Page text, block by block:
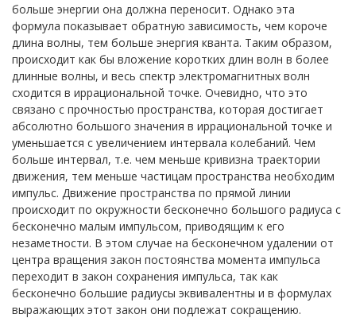
больше энергии она должна переносит. Однако эта
формула показывает обратную зависимость, чем короче
длина волны, тем больше энергия кванта. Таким образом,
происходит как бы вложение коротких длин волн в более
длинные волны, и весь спектр электромагнитных волн
сходится в иррациональной точке. Очевидно, что это
связано с прочностью пространства, которая достигает
абсолютно большого значения в иррациональной точке и
уменьшается с увеличением интервала колебаний. Чем
больше интервал, т.е. чем меньше кривизна траектории
движения, тем меньше частицам пространства необходим
импульс. Движение пространства по прямой линии
происходит по окружности бесконечно большого радиуса с
бесконечно малым импульсом, приводящим к его
незаметности. В этом случае на бесконечном удалении от
центра вращения закон постоянства момента импульса
переходит в закон сохранения импульса, так как
бесконечно большие радиусы эквивалентны и в формулах
выражающих этот закон они подлежат сокращению.